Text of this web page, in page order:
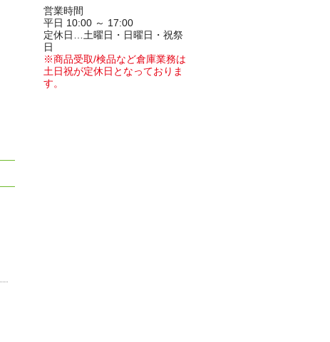
営業時間
平日 10:00 ～ 17:00
定休日…土曜日・日曜日・祝祭
日
※商品受取/検品など倉庫業務は
土日祝が定休日となっておりま
す。